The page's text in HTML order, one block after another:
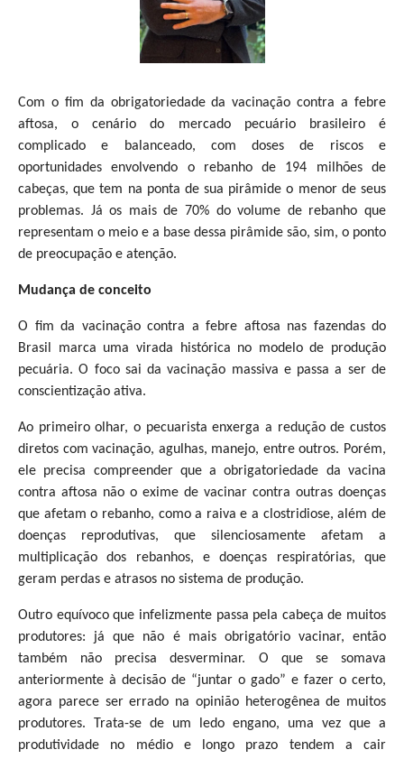
Com o fim da obrigatoriedade da vacinação contra a febre
aftosa, o cenário do mercado pecuário brasileiro é
complicado e balanceado, com doses de riscos e
oportunidades envolvendo o rebanho de 194 milhões de
cabeças, que tem na ponta de sua pirâmide o menor de seus
problemas. Já os mais de 70% do volume de rebanho que
representam o meio e a base dessa pirâmide são, sim, o ponto
de preocupação e atenção.
Mudança de conceito
O fim da vacinação contra a febre aftosa nas fazendas do
Brasil marca uma virada histórica no modelo de produção
pecuária. O foco sai da vacinação massiva e passa a ser de
conscientização ativa.
Ao primeiro olhar, o pecuarista enxerga a redução de custos
diretos com vacinação, agulhas, manejo, entre outros. Porém,
ele precisa compreender que a obrigatoriedade da vacina
contra aftosa não o exime de vacinar contra outras doenças
que afetam o rebanho, como a raiva e a clostridiose, além de
doenças reprodutivas, que silenciosamente afetam a
multiplicação dos rebanhos, e doenças respiratórias, que
geram perdas e atrasos no sistema de produção.
Outro equívoco que infelizmente passa pela cabeça de muitos
produtores: já que não é mais obrigatório vacinar, então
também não precisa desverminar. O que se somava
anteriormente à decisão de “juntar o gado” e fazer o certo,
agora parece ser errado na opinião heterogênea de muitos
produtores. Trata-se de um ledo engano, uma vez que a
produtividade no médio e longo prazo tendem a cair